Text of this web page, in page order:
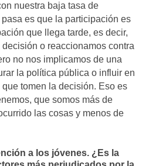
nuestra baja tasa de
es que la participación es
que llega tarde, es decir,
o reaccionamos contra
no nos implicamos de una
la política pública o influir en
tomen la decisión. Eso es
que somos más de
las cosas y menos de
a los jóvenes. ¿Es la